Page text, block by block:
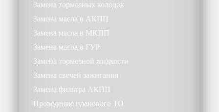
Замена тормозных колодок
Замена масла в АКПП
Замена масла в МКПП
Замена масла в ГУР
Замена тормозной жидкости
Замена свечей зажигания
Замена фильтра АКПП
Проведение планового ТО